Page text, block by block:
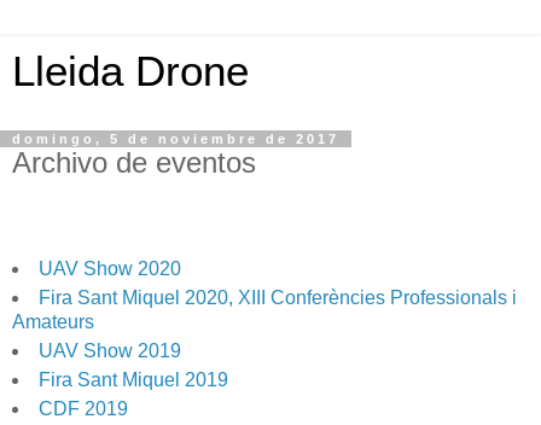
Lleida Drone
domingo, 5 de noviembre de 2017
Archivo de eventos
UAV Show 2020
Fira Sant Miquel 2020, XIII Conferències Professionals i
Amateurs
UAV Show 2019
Fira Sant Miquel 2019
CDF 2019